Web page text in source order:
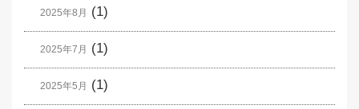
2025年8月 (1)
2025年7月 (1)
2025年5月 (1)